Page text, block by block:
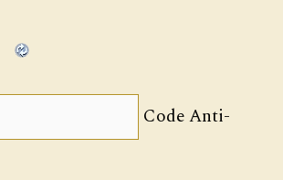
Code Anti-